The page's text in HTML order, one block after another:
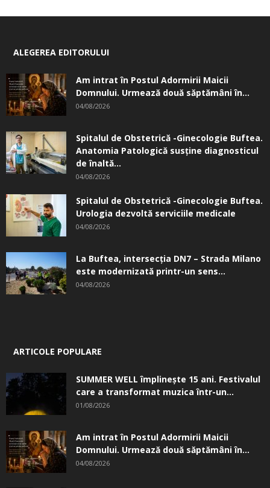
ALEGEREA EDITORULUI
Am intrat în Postul Adormirii Maicii
Domnului. Urmează două săptămâni în...
04/08/2026
Spitalul de Obstetrică -Ginecologie Buftea.
Anatomia Patologică susţine diagnosticul
de înaltă...
04/08/2026
Spitalul de Obstetrică -Ginecologie Buftea.
Urologia dezvoltă serviciile medicale
04/08/2026
La Buftea, intersecţia DN7 – Strada Milano
este modernizată printr-un sens...
04/08/2026
ARTICOLE POPULARE
SUMMER WELL împlinește 15 ani. Festivalul
care a transformat muzica într-un...
01/08/2026
Am intrat în Postul Adormirii Maicii
Domnului. Urmează două săptămâni în...
04/08/2026